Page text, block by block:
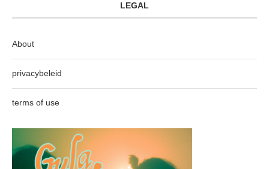
LEGAL
About
privacybeleid
terms of use